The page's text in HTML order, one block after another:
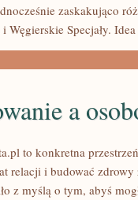
zaskakująco
Węgierskie Specjały.
a
to konkretna
relacji i budować
z myślą o tym, abyś